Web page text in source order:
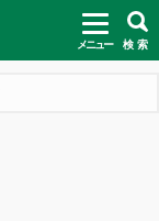
メニュー 検 索